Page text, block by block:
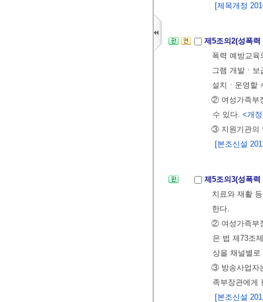
[제목개정
제5조의2(성폭
폭력 예방교
그램 개발ㆍ
설치ㆍ운영할
② 여성가족부
수 있다. <개
③ 지원기관의
[본조신설
제5조의3(성폭
치료와 재활
한다.
② 여성가족부
은 법 제73조
상을 채널별
③ 방송사업자
족부장관에게
[본조신설